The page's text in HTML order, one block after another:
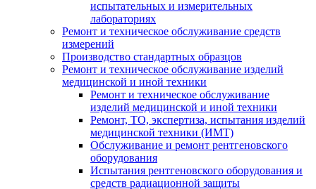
испытательных и измерительных
лабораториях
Ремонт и техническое обслуживание средств
измерений
Производство стандартных образцов
Ремонт и техническое обслуживание изделий
медицинской и иной техники
Ремонт и техническое обслуживание
изделий медицинской и иной техники
Ремонт, ТО, экспертиза, испытания изделий
медицинской техники (ИМТ)
Обслуживание и ремонт рентгеновского
оборудования
Испытания рентгеновского оборудования и
средств радиационной защиты